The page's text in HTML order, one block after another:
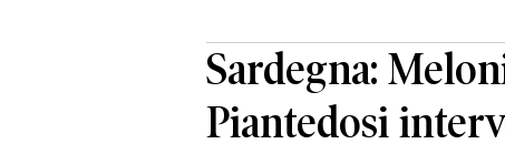
Sardegna:
Piantedosi